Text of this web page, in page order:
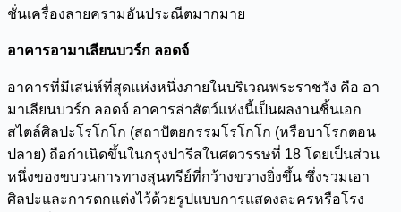
ชั่นเครื่องลายครามอันประณีตมากมาย
อาคารอามาเลียนบวร์ก ลอดจ์
อาคารที่มีเสน่ห์ที่สุดแห่งหนึ่งภายในบริเวณพระราชวัง คือ อา
มาเลียนบวร์ก ลอดจ์ อาคารล่าสัตว์แห่งนี้เป็นผลงานชิ้นเอก
สไตล์ศิลปะโรโกโก (สถาปัตยกรรมโรโกโก (หรือบาโรกตอน
ปลาย) ถือกำเนิดขึ้นในกรุงปารีสในศตวรรษที่ 18 โดยเป็นส่วน
หนึ่งของขบวนการทางสุนทรีย์ที่กว้างขวางยิ่งขึ้น ซึ่งรวมเอา
ศิลปะและการตกแต่งไว้ด้วยรูปแบบการแสดงละครหรือโรง